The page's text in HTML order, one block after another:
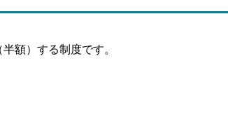
額）する制度です。